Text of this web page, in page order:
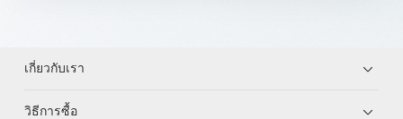
เกี่ยวกับเรา
วิธีการซื้อ